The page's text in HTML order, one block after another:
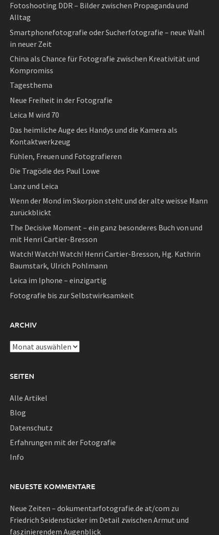
Fotoshooting DDR – Bilder zwischen Propaganda und
Alltag
Smartphonefotografie oder Sucherfotografie – neue Wahl
in neuer Zeit
China als Chance für Fotografie zwischen Kreativität und
Kompromiss
Tagesthema
Neue Freiheit in der Fotografie
Leica M wird 70
Das heimliche Auge des Handys und die Kamera als
Kontaktwerkzeug
Fühlen, Freuen und Fotografieren
Die Tragödie des Paul Lowe
Lanz und Leica
Wenn der Mond im Skorpion steht und der alte weisse Mann
zurückblickt
The Decisive Moment – ein ganz besonderes Buch von und
mit Henri Cartier-Bresson
Watch! Watch! Watch! Henri Cartier-Bresson, Hg. Kathrin
Baumstark, Ulrich Pohlmann
Leica im Iphone – einzigartig
Fotografie bis zur Selbstwirksamkeit
ARCHIV
Archiv
SEITEN
Alle Artikel
Blog
Datenschutz
Erfahrungen mit der Fotografie
Info
NEUESTE KOMMENTARE
Neue Zeiten – dokumentarfotografie.de at/com zu
Friedrich Seidenstücker im Detail zwischen Armut und
faszinierendem Augenblick